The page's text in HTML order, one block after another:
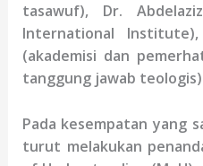
tasawuf), Dr.
International
(akademisi dan
tanggung jawab
Pada kesempatan yang
turut melakukan